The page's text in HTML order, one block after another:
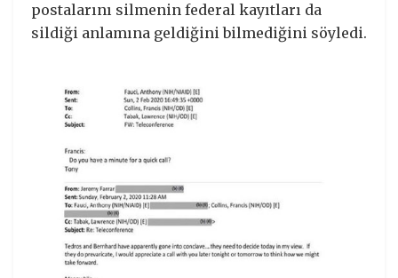
postalarını silmenin federal kayıtları da
sildiği anlamına geldiğini bilmediğini söyledi.